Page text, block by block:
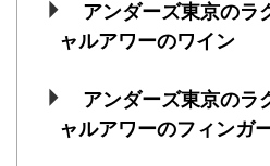
アンダーズ東京のラ
ャルアワーのワイン
アンダーズ東京のラ
ャルアワーのフィンガ